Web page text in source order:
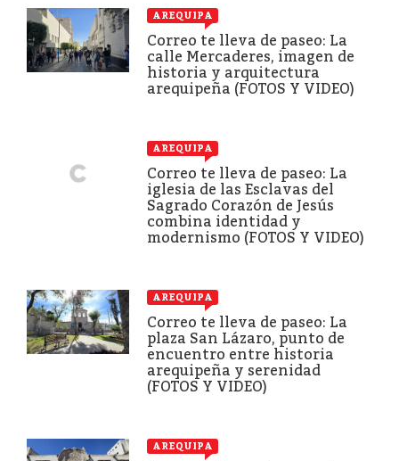
AREQUIPA
Correo te lleva de paseo: La
calle Mercaderes, imagen de
historia y arquitectura
arequipeña (FOTOS Y VIDEO)
AREQUIPA
Correo te lleva de paseo: La
iglesia de las Esclavas del
Sagrado Corazón de Jesús
combina identidad y
modernismo (FOTOS Y VIDEO)
AREQUIPA
Correo te lleva de paseo: La
plaza San Lázaro, punto de
encuentro entre historia
arequipeña y serenidad
(FOTOS Y VIDEO)
AREQUIPA